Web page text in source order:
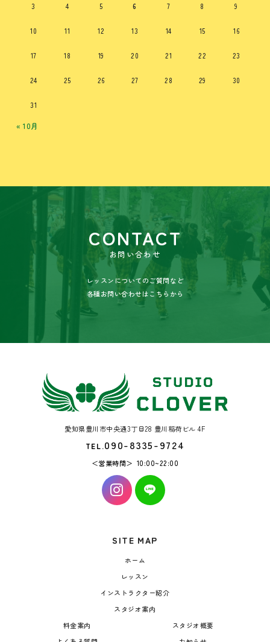
3 4 5 6 7 8 9
10 11 12 13 14 15 16
17 18 19 20 21 22 23
24 25 26 27 28 29 30
31
« 10月
CONTACT
お問い合わせ
レッスンについてのご質問など
各種お問い合わせはこちらから
愛知県豊川市中央通3丁目28 豊川稲荷ビル 4F
TEL.090-8335-9724
営業時間 10:00~22:00
SITE MAP
ホーム
レッスン
インストラクター紹介
スタジオ案内
料金案内
スタジオ概要